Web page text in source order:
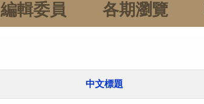
編輯委員 各期瀏覽
中文標題